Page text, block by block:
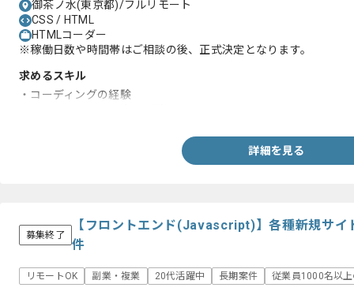
御茶ノ水(東京都)/フルリモート
CSS / HTML
HTMLコーダー
※稼働日数や時間帯はご相談の後、正式決定となります。
求めるスキル
・コーディングの経験
詳細を見る
募集終了
【フロントエンド(Javascript)】各種新規サイ
件
リモートOK 副業・複業 20代活躍中 長期案件 従業員1000名以